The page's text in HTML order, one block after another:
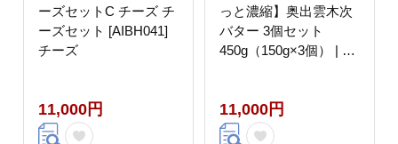
ーズセットC チーズ チ
ーズセット [AIBH041]
チーズ
11,000円
っと濃縮】奥出雲木次
バター 3個セット
450g（150g×3個） | バ
乳業有限会社
[AIBH043]
11,000円